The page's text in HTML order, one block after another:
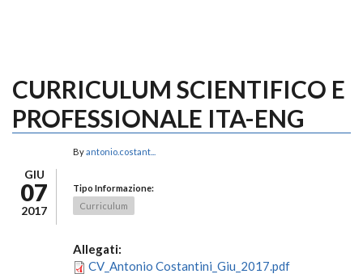
CURRICULUM SCIENTIFICO E
PROFESSIONALE ITA-ENG
GIU
07
2017
Byantonio.costant...
Tipo Informazione:
Curriculum
Allegati:
CV_Antonio Costantini_Giu_2017.pdf